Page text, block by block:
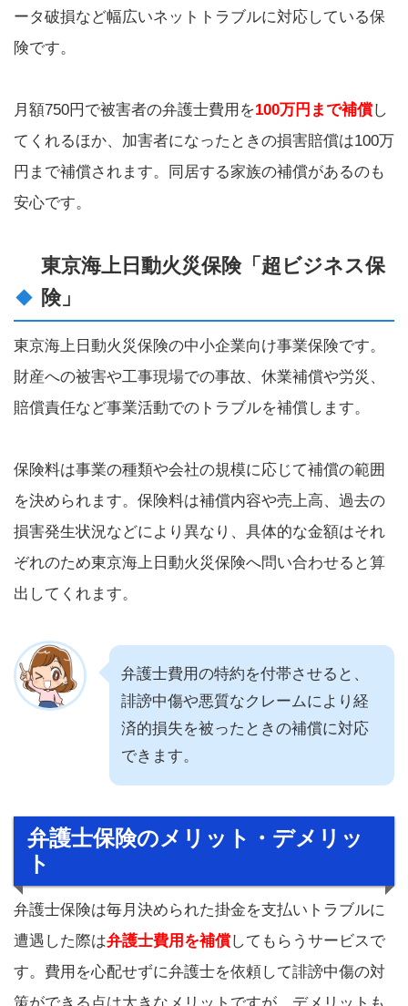
ータ破損など幅広いネットトラブルに対応している保
険です。
月額750円で被害者の弁護士費用を100万円まで補償し
てくれるほか、加害者になったときの損害賠償は100万
円まで補償されます。同居する家族の補償があるのも
安心です。
東京海上日動火災保険「超ビジネス保
険」
東京海上日動火災保険の中小企業向け事業保険です。
財産への被害や工事現場での事故、休業補償や労災、
賠償責任など事業活動でのトラブルを補償します。
保険料は事業の種類や会社の規模に応じて補償の範囲
を決められます。保険料は補償内容や売上高、過去の
損害発生状況などにより異なり、具体的な金額はそれ
ぞれのため東京海上日動火災保険へ問い合わせると算
出してくれます。
弁護士費用の特約を付帯させると、
誹謗中傷や悪質なクレームにより経
済的損失を被ったときの補償に対応
できます。
弁護士保険のメリット・デメリッ
ト
弁護士保険は毎月決められた掛金を支払いトラブルに
遭遇した際は弁護士費用を補償してもらうサービスで
す。費用を心配せずに弁護士を依頼して誹謗中傷の対